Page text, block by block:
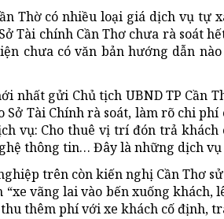
Thờ có nhiều loại giá dịch vụ tự
Tài chính Cần Thơ chưa rà soát
chưa có văn bản hướng dẫn
nhất gửi Chủ tịch UBND TP Cần
Sở Tài Chính rà soát, làm rõ chi
vụ: Cho thuê vị trí đón trả
thông tin… Đây là những dịch vụ
trên còn kiến nghị Cần Thơ
“xe vãng lai vào bến xuống
thêm phí với xe khách cố định,